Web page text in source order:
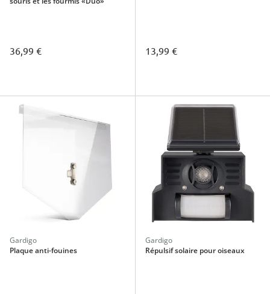
36,99 € 13,99 €
Gardigo
Plaque anti-fouines
Gardigo
Répulsif solaire pour oiseaux